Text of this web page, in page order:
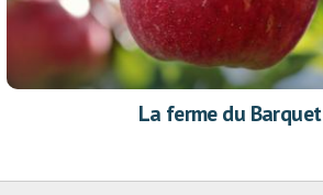
La ferme du Barquet